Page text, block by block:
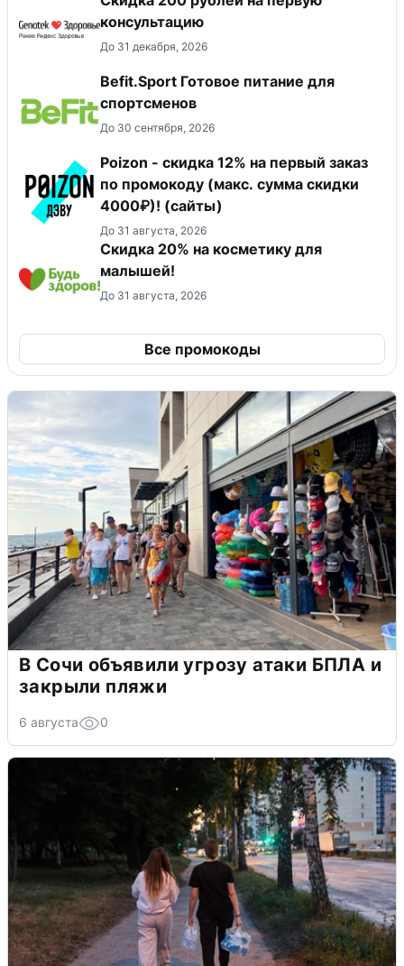
консультацию
До 31 декабря, 2026
Befit.Sport Готовое питание для
спортсменов
До 30 сентября, 2026
Poizon - скидка 12% на первый заказ
по промокоду (макс. сумма скидки
4000₽)! (сайты)
До 31 августа, 2026
Скидка 20% на косметику для
малышей!
До 31 августа, 2026
Все промокоды
В Сочи объявили угрозу атаки БПЛА и
закрыли пляжи
6 августа 0